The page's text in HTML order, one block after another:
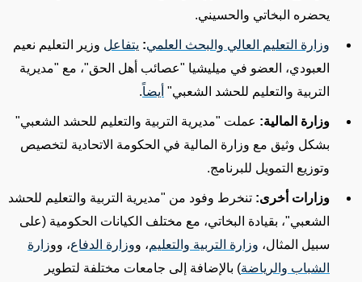
يحضره البخاتي والحسيني.
وزارة التعليم العالي والبحث العلمي: يتفاعل وزير التعليم نعيم
العبودي، العضو في ميليشيا "عصائب أهل الحق"، مع "مديرية
التربية والتعليم للحشد الشعبي" أيضاً.
وزارة المالية: عملت "مديرية التربية والتعليم للحشد الشعبي"
بشكل وثيق مع وزارة المالية في الحكومة الاتحادية لتخصيص
وتوزيع التمويل للبرنامج.
وزارات أخرى: تنخرط وفود من "مديرية التربية والتعليم للحشد
الشعبي"، بقيادة البخاتي، مع مختلف الكيانات الحكومية (على
سبيل المثال، وزارة التربية والتعليم، ووزارة الدفاع، ووزارة
الشباب والرياضة) بالإضافة إلى جامعات مختلفة لتطوير